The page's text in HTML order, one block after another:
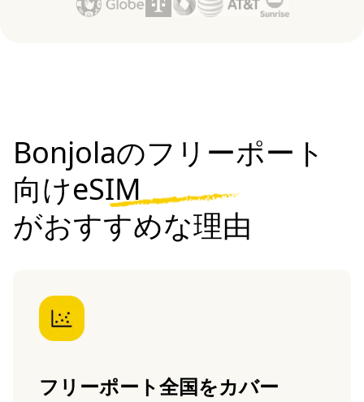
Bonjolaのフリーポート
向けeSIM
がおすすめな理由
フリーポート全国をカバー